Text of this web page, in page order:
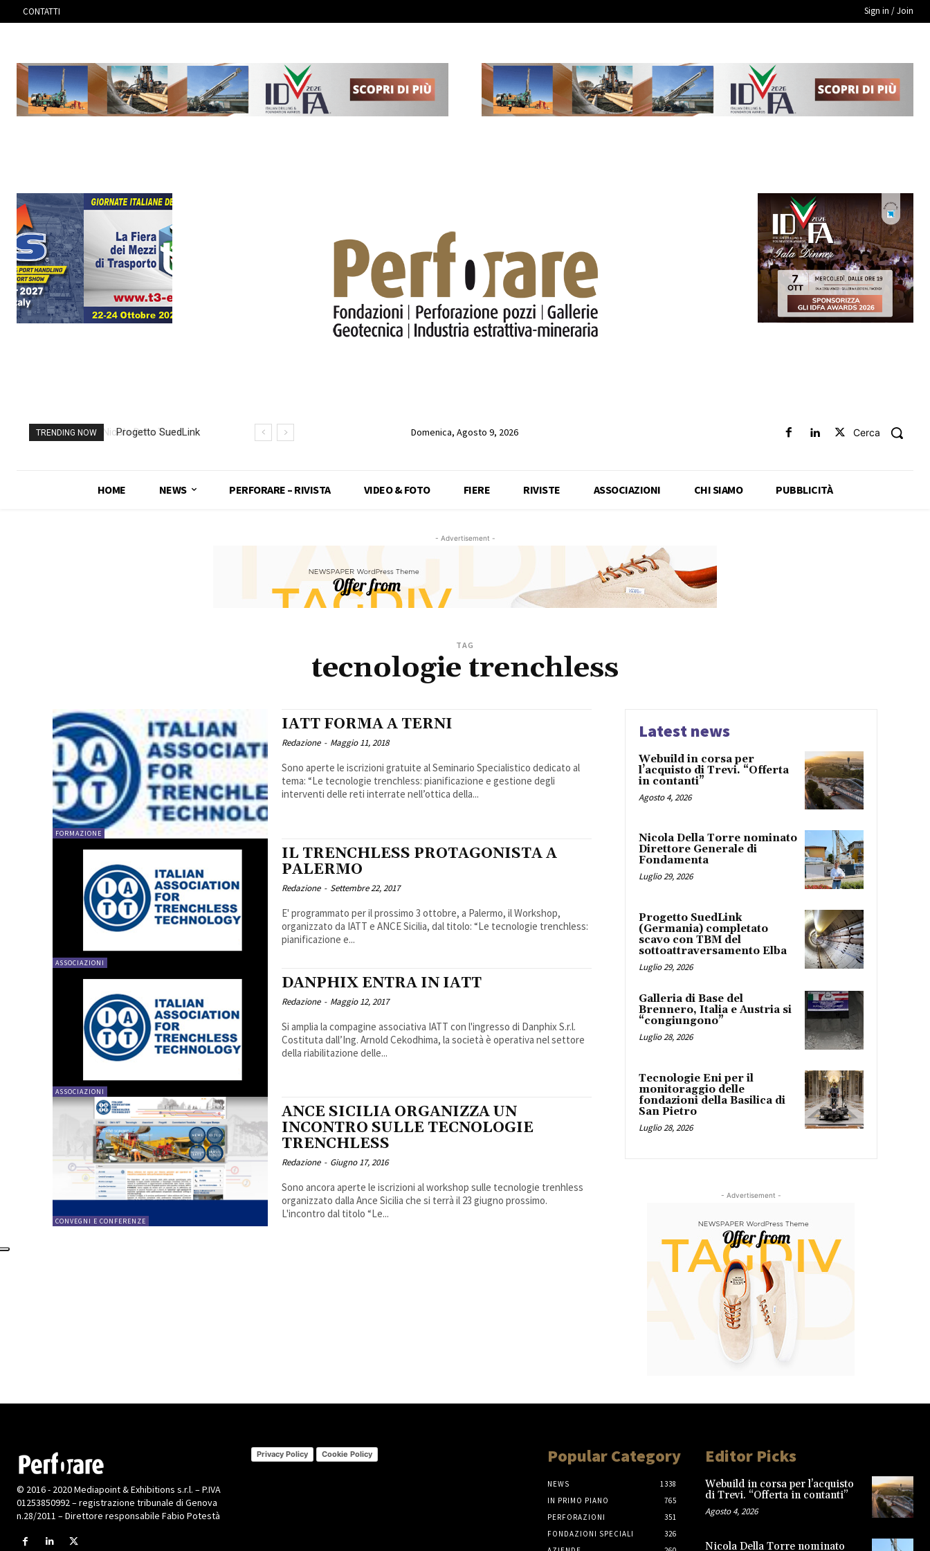
CONTATTI Sign in / Join
TRENDING NOW
Progetto SuedLink
con TBM del
Domenica, Agosto 9, 2026 Cerca
HOME NEWS PERFORARE – RIVISTA VIDEO & FOTO FIERE RIVISTE ASSOCIAZIONI CHI SIAMO PUBBLICITÀ
- Advertisement -
TAG
tecnologie trenchless
FORMAZIONE
IATT FORMA A TERNI
Redazione - Maggio 11, 2018
Sono aperte le iscrizioni gratuite al Seminario Specialistico dedicato al
tema: “Le tecnologie trenchless: pianificazione e gestione degli
interventi delle reti interrate nell’ottica della...
ASSOCIAZIONI
IL TRENCHLESS PROTAGONISTA A
PALERMO
Redazione - Settembre 22, 2017
E' programmato per il prossimo 3 ottobre, a Palermo, il Workshop,
organizzato da IATT e ANCE Sicilia, dal titolo: “Le tecnologie trenchless:
pianificazione e...
ASSOCIAZIONI
DANPHIX ENTRA IN IATT
Redazione - Maggio 12, 2017
Si amplia la compagine associativa IATT con l'ingresso di Danphix S.r.l.
Costituta dall’Ing. Arnold Cekodhima, la società è operativa nel settore
della riabilitazione delle...
CONVEGNI E CONFERENZE
ANCE SICILIA ORGANIZZA UN
INCONTRO SULLE TECNOLOGIE
TRENCHLESS
Redazione - Giugno 17, 2016
Sono ancora aperte le iscrizioni al workshop sulle tecnologie trenhless
organizzato dalla Ance Sicilia che si terrà il 23 giugno prossimo.
L'incontro dal titolo “Le...
Latest news
Webuild in corsa per
l’acquisto di Trevi. “Offerta
in contanti”
Agosto 4, 2026
Nicola Della Torre nominato
Direttore Generale di
Fondamenta
Luglio 29, 2026
Progetto SuedLink
(Germania) completato
scavo con TBM del
sottoattraversamento Elba
Luglio 29, 2026
Galleria di Base del
Brennero, Italia e Austria si
“congiungono”
Luglio 28, 2026
Tecnologie Eni per il
monitoraggio delle
fondazioni della Basilica di
San Pietro
Luglio 28, 2026
- Advertisement -
© 2016 - 2020 Mediapoint & Exhibitions s.r.l. – P.IVA
01253850992 – registrazione tribunale di Genova
n.28/2011 – Direttore responsabile Fabio Potestà
Privacy Policy Cookie Policy Popular Category
NEWS
1338
IN PRIMO PIANO
765
PERFORAZIONI
351
FONDAZIONI SPECIALI
326
Editor Picks
Webuild in corsa per l’acquisto
di Trevi. “Offerta in contanti”
Agosto 4, 2026
Nicola Della Torre nominato